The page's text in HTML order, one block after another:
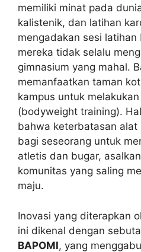
memiliki minat pada
kalistenik, dan latihan
mengadakan sesi
mereka tidak selalu
gimnasium yang mahal.
memanfaatkan taman
kampus untuk
(bodyweight training).
bahwa keterbatasan alat
bagi seseorang untuk
atletis dan bugar,
komunitas yang saling
maju.
Inovasi yang diterapkan
ini dikenal dengan
BAPOMI, yang